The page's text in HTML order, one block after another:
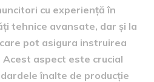
cu experiență în
tehnice avansate, dar și la
pot asigura instruirea
aspect este crucial
înalte de producție